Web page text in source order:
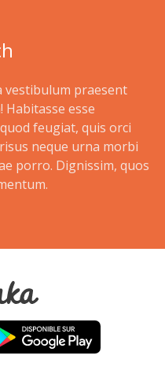
vestibulum praesent
esse
feugiat, quis orci
neque urna morbi
porro. Dignissim, quos